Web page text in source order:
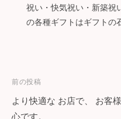
祝い・快気祝い・新築祝
の各種ギフトはギフトの
投
稿
前の投稿
より快適な お店で、 お客
心です。